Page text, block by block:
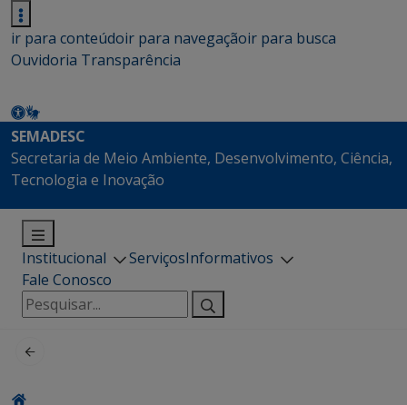
ir para conteúdoir para navegaçãoir para busca
Ouvidoria Transparência
SEMADESC
Secretaria de Meio Ambiente, Desenvolvimento, Ciência,
Tecnologia e Inovação
Institucional ServiçosInformativos
Fale Conosco
Pesquisar
por: